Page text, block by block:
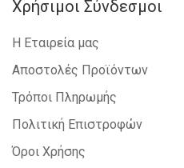
VW -
VOLVO -
Χρήσιμοι Σύνδεσμοι
Η Εταιρεία μας
Αποστολές Προϊόντων
Τρόποι Πληρωμής
Πολιτική Επιστροφών
Όροι Χρήσης